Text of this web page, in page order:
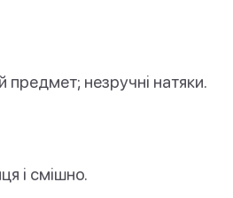
предмет; незручні натяки.
і смішно.